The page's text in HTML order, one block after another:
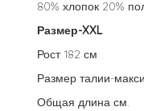
80% хлопок 20%
Размер-XXL
Рост 182 см
Размер талии-
Общая длина см.